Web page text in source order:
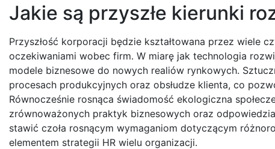
Jakie są przyszłe kierunki
Przyszłość korporacji będzie kształtowana przez wiele
oczekiwaniami wobec firm. W miarę jak technologia
modele biznesowe do nowych realiów rynkowych.
procesach produkcyjnych oraz obsłudze klienta, co
Równocześnie rosnąca świadomość ekologiczna
zrównoważonych praktyk biznesowych oraz
stawić czoła rosnącym wymaganiom dotyczącym
elementem strategii HR wielu organizacji.